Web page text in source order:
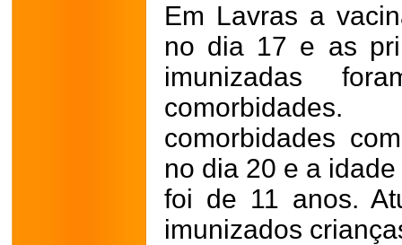
Em Lavras a
no dia 17 e as
imunizadas
comorbidades
no dia 20 e a
foi de 11 anos.
imunizados